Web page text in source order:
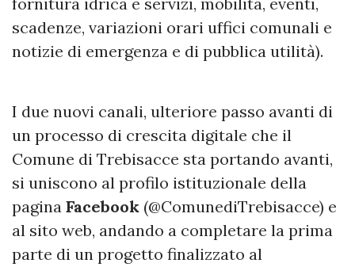
scadenze, variazioni orari uffici comunali e
notizie di emergenza e di pubblica utilità).
I due nuovi canali, ulteriore passo avanti di
un processo di crescita digitale che il
Comune di Trebisacce sta portando avanti,
si uniscono al profilo istituzionale della
pagina Facebook (@ComunediTrebisacce) e
al sito web, andando a completare la prima
parte di un progetto finalizzato al